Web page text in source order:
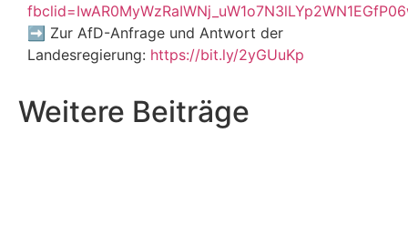
➡ Zur AfD-Anfrage und Antwort der
Landesregierung: https://bit.ly/2yGUuKp
Weitere Beiträge